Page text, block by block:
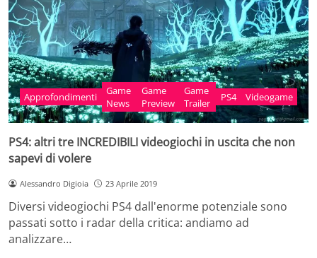
Approfondimenti
Game
News
Game
Preview
Game
Trailer
PS4 Videogame
PS4: altri tre INCREDIBILI videogiochi in uscita che non
sapevi di volere
Alessandro Digioia 23 Aprile 2019
Diversi videogiochi PS4 dall'enorme potenziale sono
passati sotto i radar della critica: andiamo ad
analizzare…